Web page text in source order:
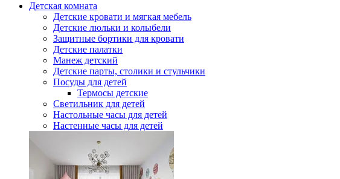
Детская комната
Детские кровати и мягкая мебель
Детские люльки и колыбели
Защитные бортики для кровати
Детские палатки
Манеж детский
Детские парты, столики и стульчики
Посуды для детей
Термосы детские
Светильник для детей
Настольные часы для детей
Настенные часы для детей